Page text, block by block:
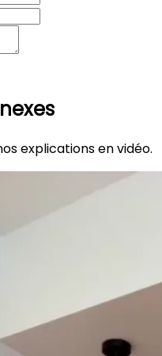
explications en vidéo.